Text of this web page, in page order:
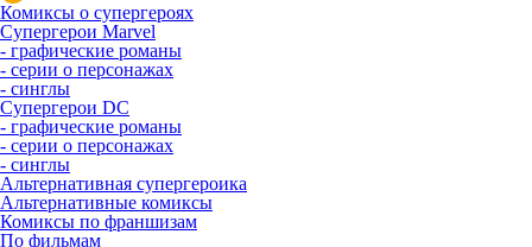
Комиксы о супергероях
Супергерои Marvel
- графические романы
- серии о персонажах
- синглы
Супергерои DC
- графические романы
- серии о персонажах
- синглы
Альтернативная супергероика
Альтернативные комиксы
Комиксы по франшизам
По фильмам